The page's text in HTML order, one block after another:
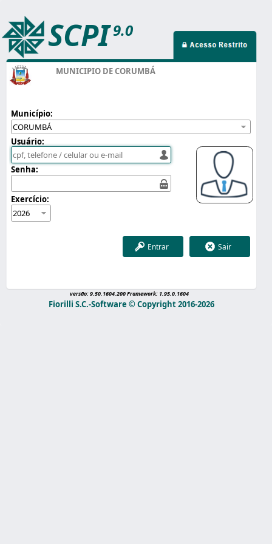
Fiorilli S.C.-Software © Copyright 2016-2026
versão: 9.50.1604.200 Framework: 1.95.0.1604
SCPI 9.0
MUNICIPIO DE CORUMBÁ
Município:
Usuário:
Senha:
Exercício:
Sair
Entrar